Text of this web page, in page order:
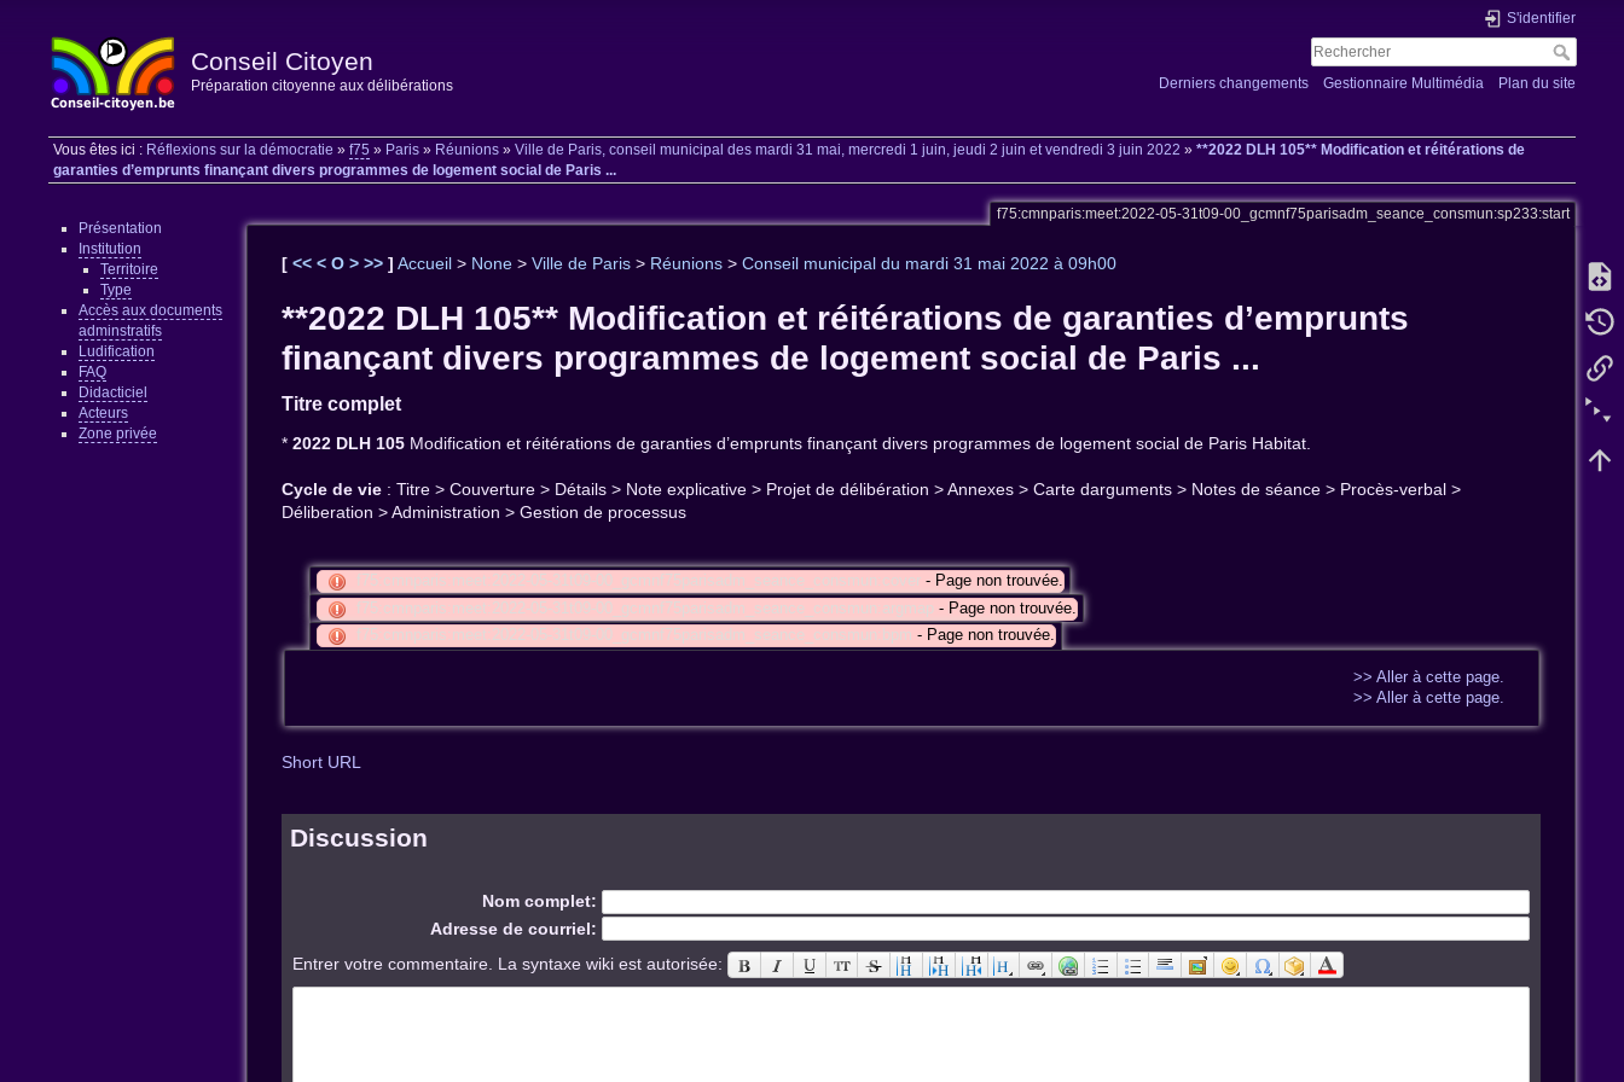
Conseil Citoyen
Préparation citoyenne aux délibérations
S'identifier
Derniers changements Gestionnaire Multimédia Plan du site
Vous êtes ici : Réflexions sur la démocratie »f75 » Paris » Réunions »Ville de Paris, conseil municipal des mardi 31 mai, mercredi 1 juin, jeudi 2 juin et vendredi 3 juin 2022 »**2022 DLH 105** Modification et réitérations de
garanties d’emprunts finançant divers programmes de logement social de Paris ...
Présentation
Institution
Territoire
Type
Accès aux documents
adminstratifs
Ludification
FAQ
Didacticiel
Acteurs
Zone privée
f75:cmnparis:meet:2022-05-31t09-00_gcmnf75parisadm_seance_consmun:sp233:start
[<<<O>>>] Accueil > None >Ville de Paris > Réunions >Conseil municipal du mardi 31 mai 2022 à 09h00
**2022 DLH 105** Modification et réitérations de garanties d’emprunts
finançant divers programmes de logement social de Paris ...
Titre complet
*2022 DLH 105 Modification et réitérations de garanties d’emprunts finançant divers programmes de logement social de Paris Habitat.
Cycle de vie : Titre > Couverture > Détails > Note explicative > Projet de délibération > Annexes > Carte darguments > Notes de séance > Procès-verbal >
Déliberation > Administration > Gestion de processus
f75:cmnparis:meet:2022-05-31t09-00_gcmnf75parisadm_seance_consmun:cover- Page non trouvée.
f75:cmnparis:meet:2022-05-31t09-00_gcmnf75parisadm_seance_consmun:argmap - Page non trouvée.
f75:cmnparis:meet:2022-05-31t09-00_gcmnf75parisadm_seance_consmun:bpm - Page non trouvée.
>> Aller à cette page.
>> Aller à cette page.
Short URL
Discussion
Nom complet:
Adresse de courriel:
Entrer votre commentaire. La syntaxe wiki est autorisée: